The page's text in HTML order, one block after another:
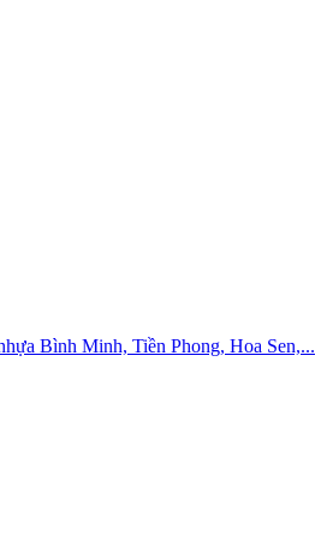
Bình Minh, Tiền Phong, Hoa Sen,...